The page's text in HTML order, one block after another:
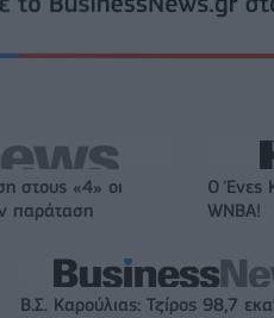
στους «4» οι
παράταση
Ο Ένες
WNBA!
Β.Σ. Καρούλιας: Τζίρος 98,7